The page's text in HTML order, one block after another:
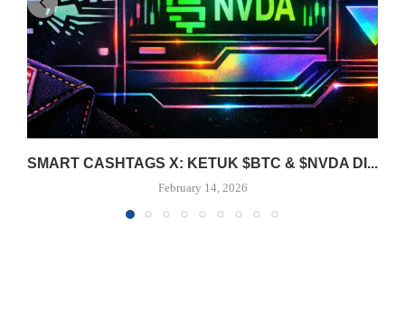
SMART CASHTAGS X: KETUK $BTC & $NVDA DI...
February 14, 2026